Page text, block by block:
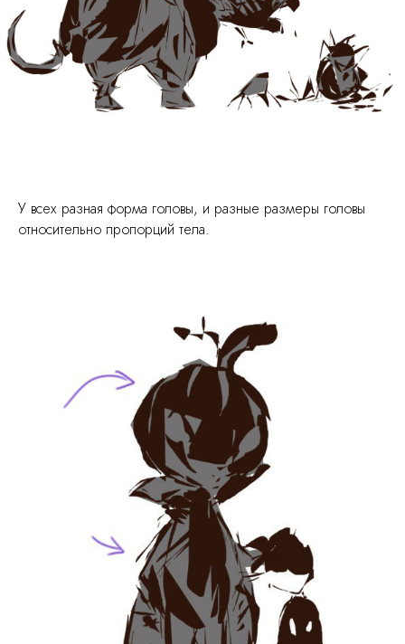
У всех разная форма головы, и разные размеры головы
относительно пропорций тела.